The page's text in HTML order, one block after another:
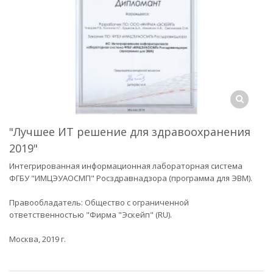
"Лучшее ИТ решение для здравоохранения
2019"
Интегрированная информационная лабораторная система
ФГБУ "ИМЦЭУАОСМП" Росздравнадзора (программа для ЭВМ).
Правообладатель: Общество с ограниченной
ответственностью "Фирма "Эскейп" (RU).
Москва, 2019 г.